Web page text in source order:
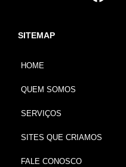
SITEMAP
HOME
QUEM SOMOS
SERVIÇOS
SITES QUE CRIAMOS
FALE CONOSCO